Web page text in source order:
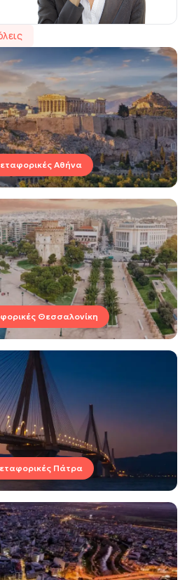
Αθήνα
Θεσσαλονίκη
Πάτρα